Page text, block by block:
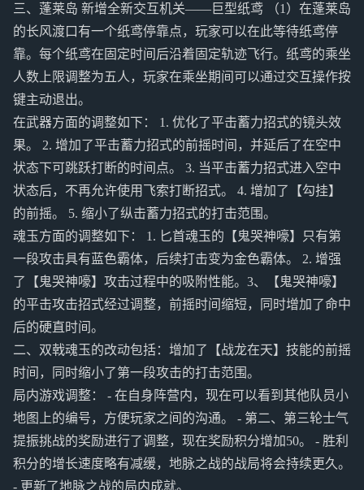
三、蓬莱岛 新增全新交互机关——巨型纸鸢 （1）在蓬莱岛
的长风渡口有一个纸鸢停靠点，玩家可以在此等待纸鸢停
靠。每个纸鸢在固定时间后沿着固定轨迹飞行。纸鸢的乘坐
人数上限调整为五人，玩家在乘坐期间可以通过交互操作按
键主动退出。
在武器方面的调整如下： 1. 优化了平击蓄力招式的镜头效
果。 2. 增加了平击蓄力招式的前摇时间，并延后了在空中
状态下可跳跃打断的时间点。 3. 当平击蓄力招式进入空中
状态后，不再允许使用飞索打断招式。 4. 增加了【勾挂】
的前摇。 5. 缩小了纵击蓄力招式的打击范围。
魂玉方面的调整如下： 1. 匕首魂玉的【鬼哭神嚎】只有第
一段攻击具有蓝色霸体，后续打击变为金色霸体。 2. 增强
了【鬼哭神嚎】攻击过程中的吸附性能。3、【鬼哭神嚎】
的平击攻击招式经过调整，前摇时间缩短，同时增加了命中
后的硬直时间。
二、双戟魂玉的改动包括：增加了【战龙在天】技能的前摇
时间，同时缩小了第一段攻击的打击范围。
局内游戏调整： - 在自身阵营内，现在可以看到其他队员小
地图上的编号，方便玩家之间的沟通。 - 第二、第三轮士气
提振挑战的奖励进行了调整，现在奖励积分增加50。 - 胜利
积分的增长速度略有减缓，地脉之战的战局将会持续更久。
- 更新了地脉之战的局内成就。